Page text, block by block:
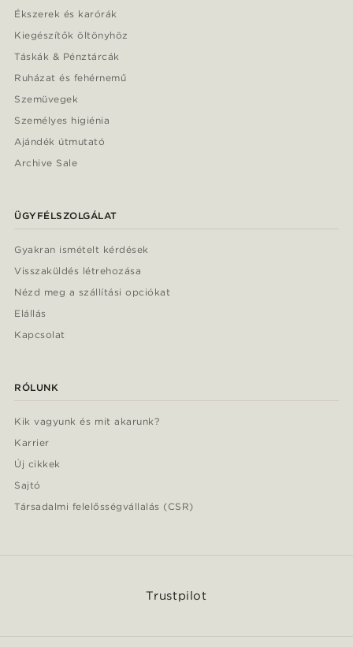
Ékszerek és karórák
Kiegészítők öltönyhöz
Táskák & Pénztárcák
Ruházat és fehérnemű
Szemüvegek
Személyes higiénia
Ajándék útmutató
Archive Sale
ÜGYFÉLSZOLGÁLAT
Gyakran ismételt kérdések
Visszaküldés létrehozása
Nézd meg a szállítási opciókat
Elállás
Kapcsolat
RÓLUNK
Kik vagyunk és mit akarunk?
Karrier
Új cikkek
Sajtó
Társadalmi felelősségvállalás (CSR)
Trustpilot